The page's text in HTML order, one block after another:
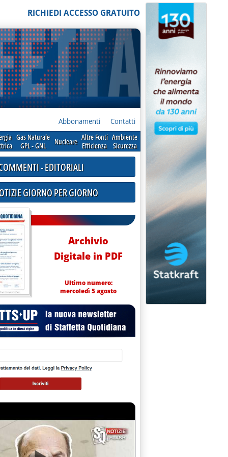
RICHIEDI ACCESSO GRATUITO
Abbonamenti Contatti
Gas Naturale
GPL - GNL
Nucleare Altre Fonti
Efficienza
Ambiente
Sicurezza
RIDUZIONE'
- EDITORIALI
GIORNO PER GIORNO
Archivio
Digitale in PDF
Ultimo numero:
mercoledì 5 agosto